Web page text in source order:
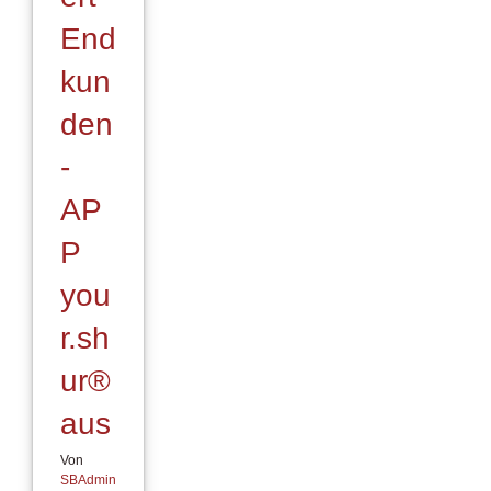
End
kun
den
-
AP
P
you
r.sh
ur®
aus
Von
SBAdmin